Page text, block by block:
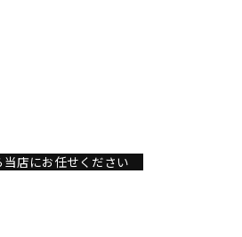
店にお任せください